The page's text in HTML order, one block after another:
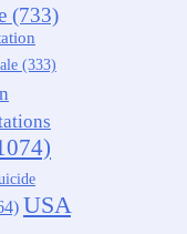
(733)
(333)
USA